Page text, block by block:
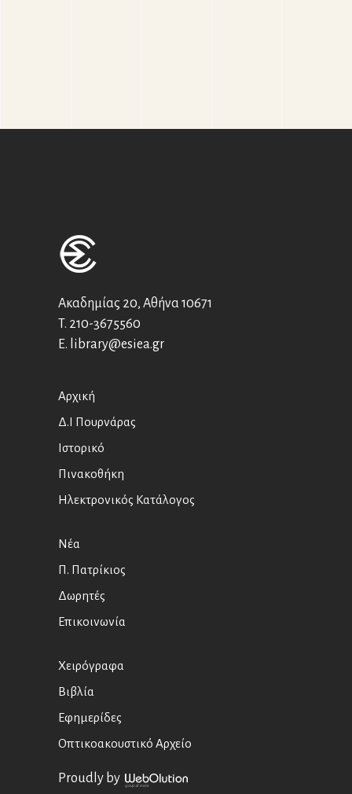
Ακαδημίας 20, Αθήνα 10671
T. 210-3675560
E. library@esiea.gr
Αρχική
Δ.Ι Πουρνάρας
Ιστορικό
Πινακοθήκη
Ηλεκτρονικός Κατάλογος
Νέα
Π. Πατρίκιος
Δωρητές
Επικοινωνία
Χειρόγραφα
Βιβλία
Εφημερίδες
Οπτικοακουστικό Αρχείο
Proudly by